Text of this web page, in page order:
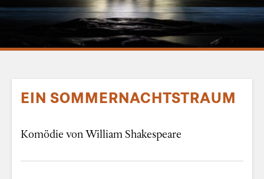
EIN SOMMERNACHTSTRAUM
Komödie von William Shakespeare